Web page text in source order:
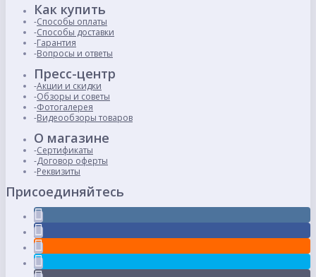
Как купить
Способы оплаты
Способы доставки
Гарантия
Вопросы и ответы
Пресс-центр
Акции и скидки
Обзоры и советы
Фотогалерея
Видеообзоры товаров
О магазине
Сертификаты
Договор оферты
Реквизиты
Присоединяйтесь